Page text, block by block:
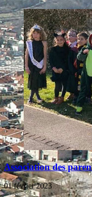
Association des
01 février 2023